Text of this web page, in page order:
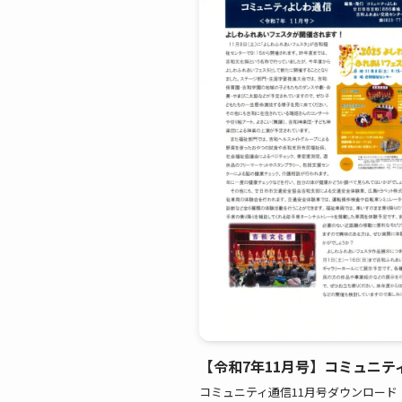
【令和7年11月号】コミュニテ
コミュニティ通信11月号ダウンロード